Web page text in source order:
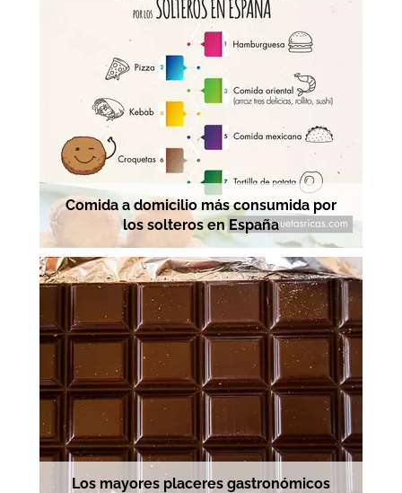
Comida a domicilio más consumida por
los solteros en España
Los mayores placeres gastronómicos